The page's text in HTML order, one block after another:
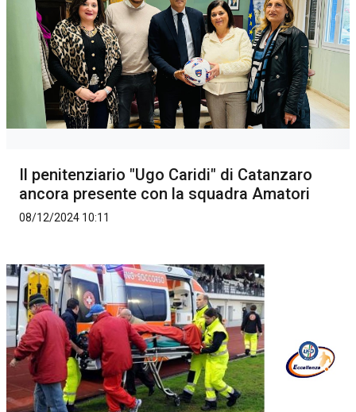
Il penitenziario "Ugo Caridi" di Catanzaro
ancora presente con la squadra Amatori
08/12/2024 10:11